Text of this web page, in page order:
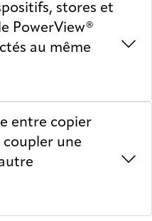
stores et
PowerView®
au même
entre copier
une